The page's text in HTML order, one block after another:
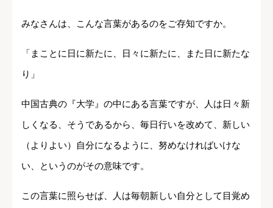
みなさんは、こんな言葉があるのをご存知ですか。
「まことに日に新たに、日々に新たに、また日に新たな
り」
中国古典の『大学』の中にある言葉ですが、人は日々新
しくなる、そうであるから、毎日行いを改めて、新しい
（よりよい）自分になるように、努めなければいけな
い、というのがその意味です。
この言葉に照らせば、人は毎朝新しい自分として目覚め